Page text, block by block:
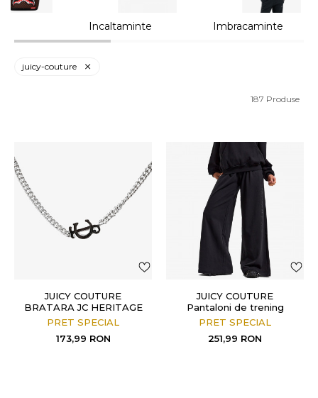
Incaltaminte Imbracaminte
juicy-couture
187 Produse
JUICY COUTURE
BRATARA JC HERITAGE
CHAIN BRACELET
PRET SPECIAL
173,99 RON
JUICY COUTURE
Pantaloni de trening
ANNEN
PRET SPECIAL
251,99 RON